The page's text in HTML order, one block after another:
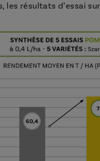
les résultats d’essai